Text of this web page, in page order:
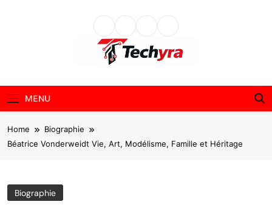
techyra.fr
MENU
Home
Biographie
Béatrice Vonderweidt Vie, Art, Modélisme, Famille et Héritage
Biographie